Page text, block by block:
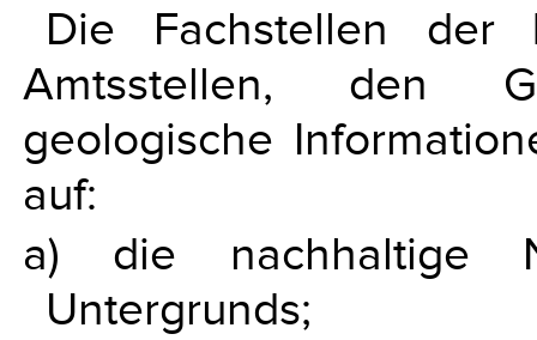
Die Fachstellen der
Amtsstellen, den
geologische
auf:
a) die nachhaltige
Untergrunds;